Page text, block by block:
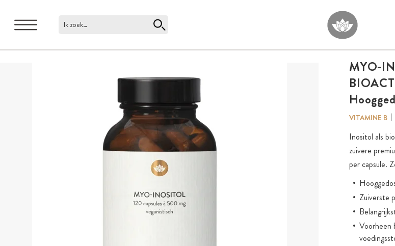
Ik zoek…
MYO-
VITAMINE B
Inositol als
zuivere
per capsule.
Zuiverste
Voorheen